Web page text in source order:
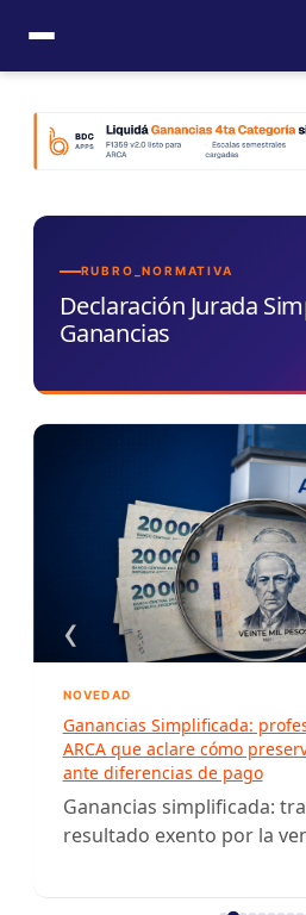
contenido
RUBRO_NORMATIVA
Declaración Jurada
Ganancias
‹
NOVEDAD
Ganancias Simplificada:
ARCA que aclare cómo
ante diferencias de pago
Ganancias simplificada:
resultado exento por la